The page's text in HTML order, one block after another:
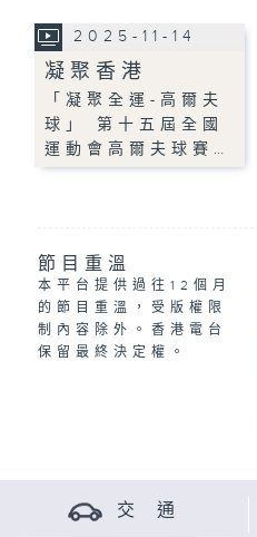
2025-11-14
凝聚香港
「凝聚全運-高爾夫
球」 第十五屆全國
運動會高爾夫球賽…
節目重溫
本平台提供過往12個月
的節目重溫，受版權限
制內容除外。香港電台
保留最終決定權。
交 通